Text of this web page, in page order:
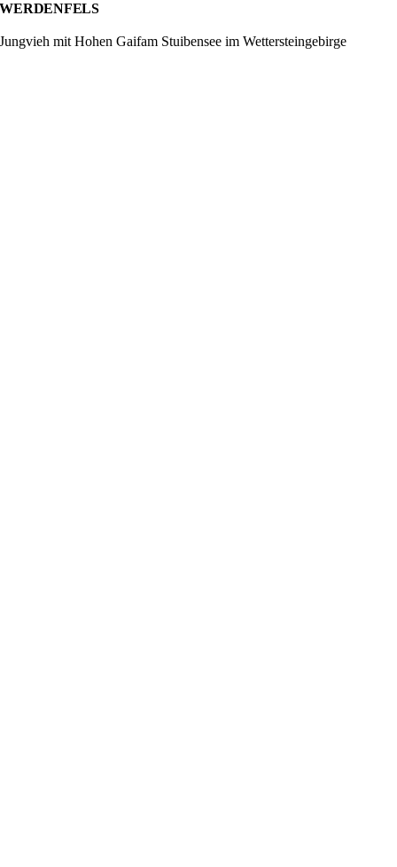
WERDENFELS
Jungvieh mit Hohen Gaifam Stuibensee im Wettersteingebirge